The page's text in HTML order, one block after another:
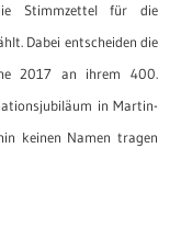
Stimmzettel für die
Dabei entscheiden die
2017 an ihrem 400.
in Martin-
keinen Namen tragen